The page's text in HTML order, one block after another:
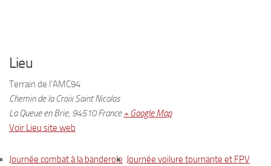
Lieu
Terrain de l’AMC94
Chemin de la Croix Saint Nicolas
La Queue en Brie, 94510 France + Google Map
Voir Lieu site web
Journée combat à la banderole Journée voilure tournante et FPV